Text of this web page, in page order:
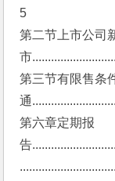
5
第二节上市公司
市
第三节有限售条
通
第六章定期报
告